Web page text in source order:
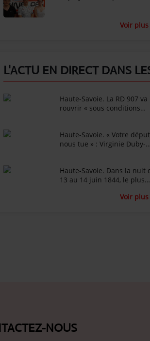
Voir plus
Haute-Savoie. La RD 907 va
rouvrir « sous conditions
torentielle
Haute-Savoie. « Votre
nous tue » : Virginie Duby-
Haute-Savoie. Dans la nuit
13 au 14 juin 1844, le plus
l'histoire de la ville deVoir plus
NOUS